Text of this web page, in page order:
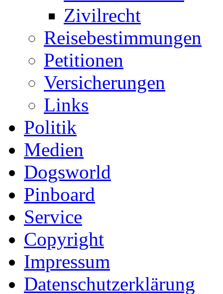
Zivilrecht
Reisebestimmungen
Petitionen
Versicherungen
Links
Politik
Medien
Dogsworld
Pinboard
Service
Copyright
Impressum
Datenschutzerklärung